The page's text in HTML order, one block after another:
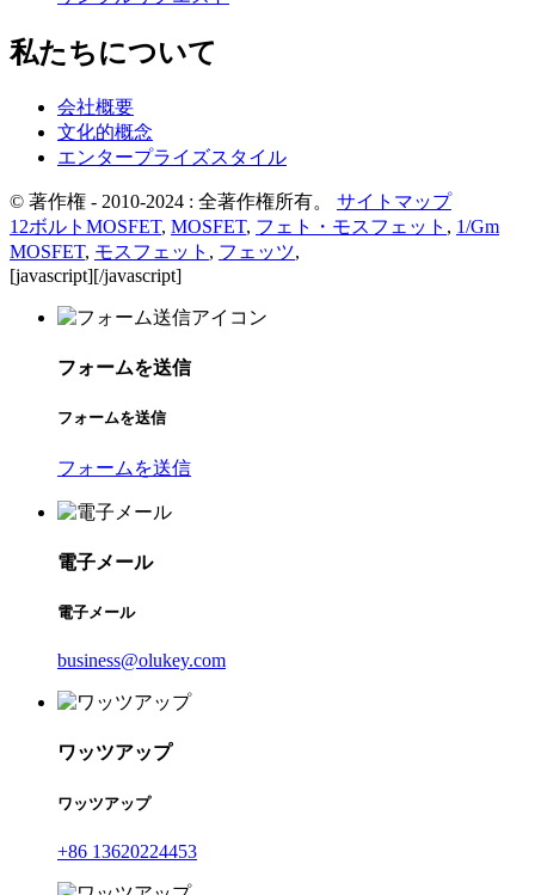
私たちについて
会社概要
文化的概念
エンタープライズスタイル
© 著作権 - 2010-2024 : 全著作権所有。
サイトマップ
12ボルトMOSFET, MOSFET, フェト・モスフェット , 1/Gm
MOSFET, モスフェット , フェッツ,
[javascript][/javascript]
フォームを送信
フォームを送信
フォームを送信
電子メール
電子メール
business@olukey.com
ワッツアップ
ワッツアップ
+86 13620224453